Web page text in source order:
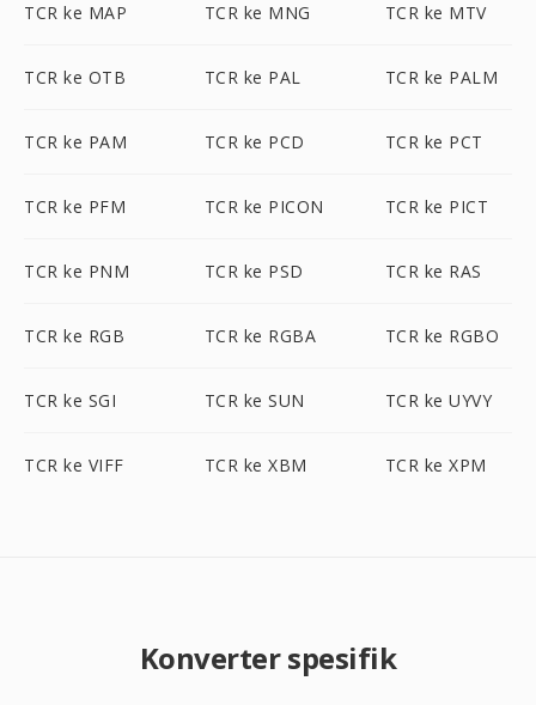
TCR ke MAP TCR ke MNG TCR ke MTV
TCR ke OTB TCR ke PAL TCR ke PALM
TCR ke PAM TCR ke PCD TCR ke PCT
TCR ke PFM TCR ke PICON TCR ke PICT
TCR ke PNM TCR ke PSD TCR ke RAS
TCR ke RGB TCR ke RGBA TCR ke RGBO
TCR ke SGI TCR ke SUN TCR ke UYVY
TCR ke VIFF TCR ke XBM TCR ke XPM
Konverter spesifik